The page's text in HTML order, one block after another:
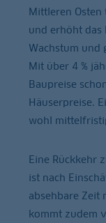
Mittleren Osten
und erhöht das
Wachstum und
Mit über 4 %
Baupreise
Häuserpreise.
wohl
Eine Rückkehr
ist nach
absehbare Zeit
kommt zudem